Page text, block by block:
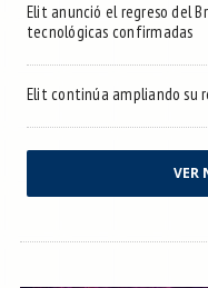
Elit anunció el regreso del
tecnológicas confirmadas
Elit continúa ampliando su
VER